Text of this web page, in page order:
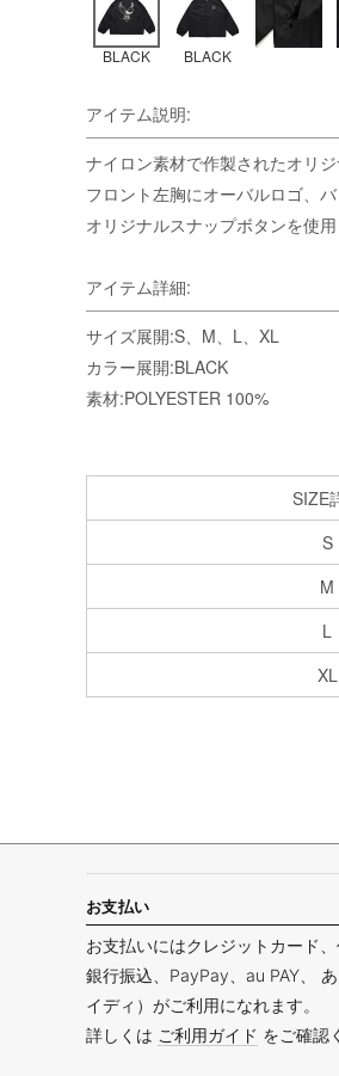
BLACK BLACK
アイテム説明:
ナイロン素材で作製されたオリ
フロント左胸にオーバルロゴ、
オリジナルスナップボタンを使
アイテム詳細:
サイズ展開:S、M、L、XL
カラー展開:BLACK
素材:POLYESTER 100%
SIZE
S
M
L
XL
お支払い
お支払いにはクレジットカード、
銀行振込、PayPay、au PAY、
イディ）がご利用になれます。
詳しくは ご利用ガイド をご確認